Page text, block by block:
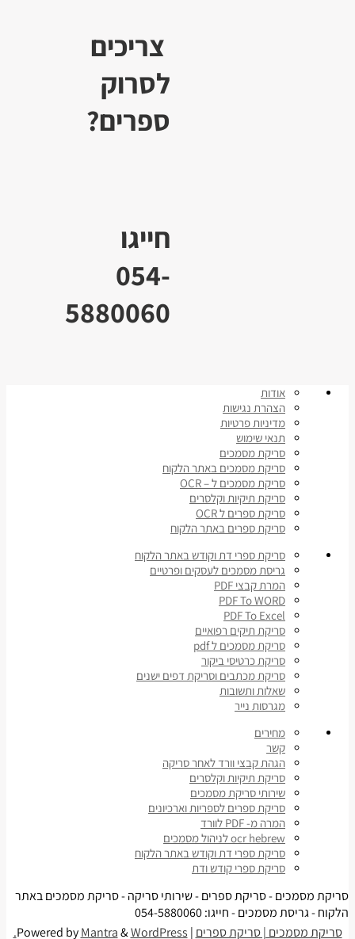
צריכים
לסרוק
ספרים?
חייגו
054-
5880060
אודות
הצהרת נגישות
מדיניות פרטיות
תנאי שימוש
סריקת מסמכים
סריקת מסמכים באתר הלקוח
סריקת מסמכים ל – OCR
סריקת תיקיות וקלסרים
סריקת ספרים ל OCR
סריקת ספרים באתר הלקוח
סריקת ספרי דת וקודש באתר הלקוח
גריסת מסמכים לעסקים ופרטיים
המרת קבצי PDF
PDF To WORD
PDF To Excel
סריקת תיקים רפואיים
סריקת מסמכים ל pdf
סריקת כרטיסי ביקור
סריקת מכתבים וסריקת דפים ישנים
שאלות ותשובות
מגרסות נייר
מחירים
קשר
הגהת קבצי וורד לאחר סריקה
סריקת תיקיות וקלסרים
שירותי סריקת מסמכים
סריקת ספרים לספריות וארכיונים
המרה מ- PDF לוורד
ocr hebrew לניהול מסמכים
סריקת ספרי דת וקודש באתר הלקוח
סריקת ספרי קודש ודת
סריקת מסמכים - סריקת ספרים - שירותי סריקה - סריקת מסמכים באתר
הלקוח - גריסת מסמכים - חייגו: 054-5880060
סריקת מסמכים | סריקת ספרים | Powered by
Mantra&WordPress.